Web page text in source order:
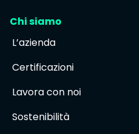
Chi siamo
L’azienda
Certificazioni
Lavora con noi
Sostenibilità